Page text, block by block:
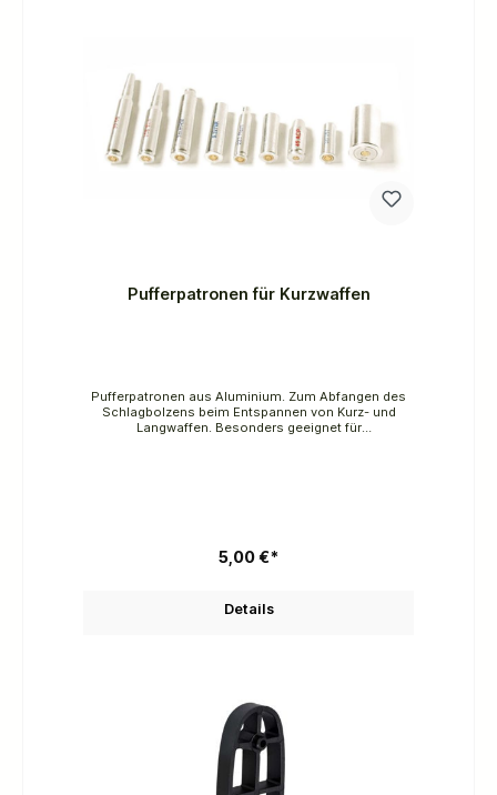
Pufferpatronen für Kurzwaffen
Pufferpatronen aus Aluminium. Zum Abfangen des
Schlagbolzens beim Entspannen von Kurz- und
Langwaffen. Besonders geeignet für
5,00 €*
Details